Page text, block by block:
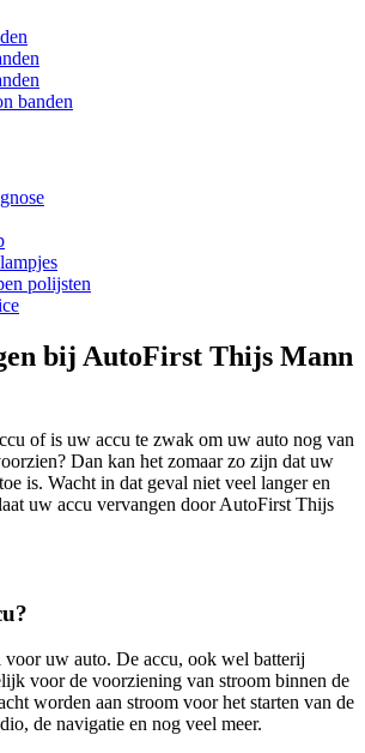
banden
polijsten
bij AutoFirst Thijs Mann
of is uw accu te zwak om uw auto nog van
Dan kan het zomaar zo zijn dat uw
is. Wacht in dat geval niet veel langer en
uw accu vervangen door AutoFirst Thijs
voor uw auto. De accu, ook wel batterij
voor de voorziening van stroom binnen de
worden aan stroom voor het starten van de
de navigatie en nog veel meer.